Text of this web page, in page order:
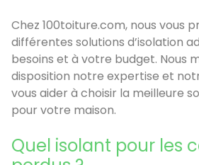
Chez 100toiture.com, nous vous
différentes solutions d’isolation
besoins et à votre budget. Nous
disposition notre expertise et
vous aider à choisir la meilleure
pour votre maison.
Quel isolant pour les